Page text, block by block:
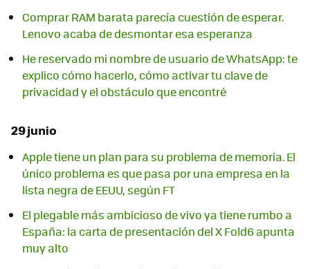
Comprar RAM barata parecía cuestión de esperar.
Lenovo acaba de desmontar esa esperanza
He reservado mi nombre de usuario de WhatsApp: te
explico cómo hacerlo, cómo activar tu clave de
privacidad y el obstáculo que encontré
29 junio
Apple tiene un plan para su problema de memoria. El
único problema es que pasa por una empresa en la
lista negra de EEUU, según FT
El plegable más ambicioso de vivo ya tiene rumbo a
España: la carta de presentación del X Fold6 apunta
muy alto